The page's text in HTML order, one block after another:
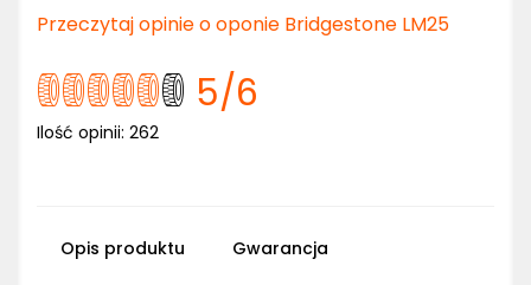
Przeczytaj opinie o oponie Bridgestone LM25
5/6
Ilość opinii: 262
Opis produktu Gwarancja